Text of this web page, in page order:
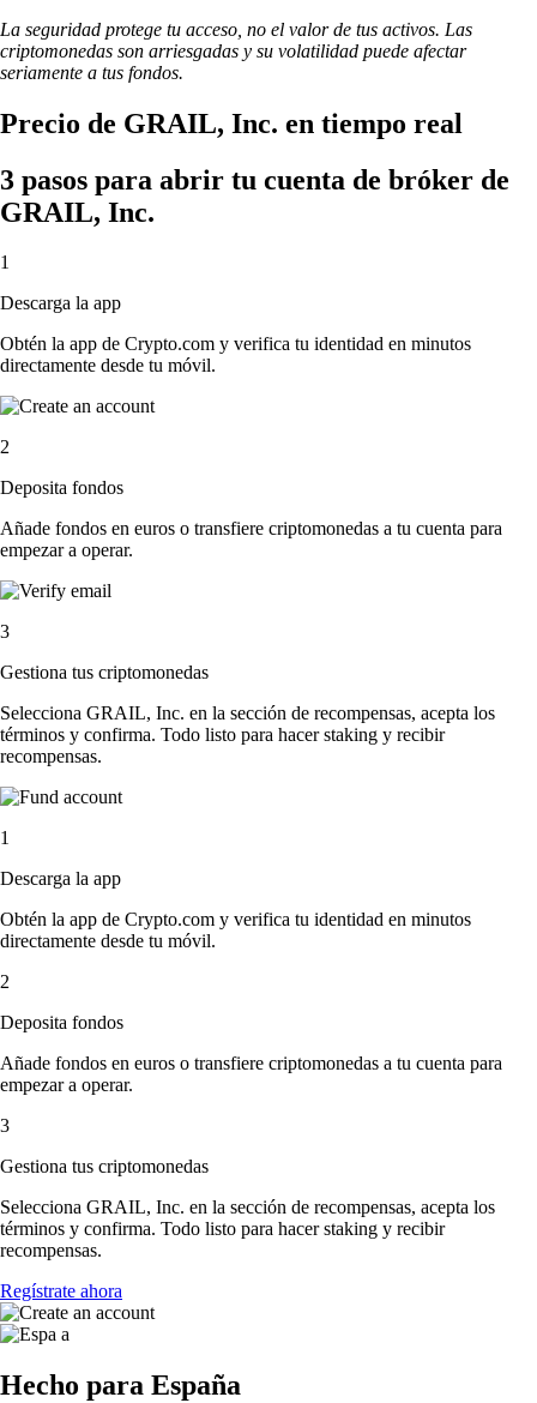
La seguridad protege tu acceso, no el valor de tus activos. Las
criptomonedas son arriesgadas y su volatilidad puede afectar
seriamente a tus fondos.
Precio de GRAIL, Inc. en tiempo real
3 pasos para abrir tu cuenta de bróker de
GRAIL, Inc.
1
Descarga la app
Obtén la app de Crypto.com y verifica tu identidad en minutos
directamente desde tu móvil.
2
Deposita fondos
Añade fondos en euros o transfiere criptomonedas a tu cuenta para
empezar a operar.
3
Gestiona tus criptomonedas
Selecciona GRAIL, Inc. en la sección de recompensas, acepta los
términos y confirma. Todo listo para hacer staking y recibir
recompensas.
1
Descarga la app
Obtén la app de Crypto.com y verifica tu identidad en minutos
directamente desde tu móvil.
2
Deposita fondos
Añade fondos en euros o transfiere criptomonedas a tu cuenta para
empezar a operar.
3
Gestiona tus criptomonedas
Selecciona GRAIL, Inc. en la sección de recompensas, acepta los
términos y confirma. Todo listo para hacer staking y recibir
recompensas.
Regístrate ahora
Hecho para España